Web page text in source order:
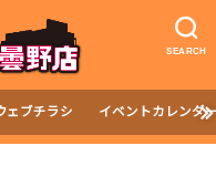
SEARCH
ェブチラシ イベントカレンダ